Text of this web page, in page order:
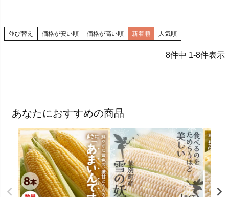
並び替え 価格が安い順 価格が高い順 新着順 人気順
8件中 1-8件表示
あなたにおすすめの商品